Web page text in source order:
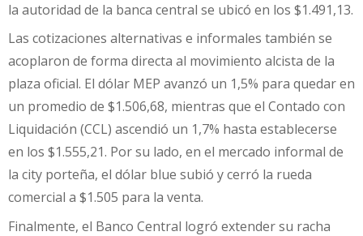
la autoridad de la banca central se ubicó en los $1.491,13.
Las cotizaciones alternativas e informales también se
acoplaron de forma directa al movimiento alcista de la
plaza oficial. El dólar MEP avanzó un 1,5% para quedar en
un promedio de $1.506,68, mientras que el Contado con
Liquidación (CCL) ascendió un 1,7% hasta establecerse
en los $1.555,21. Por su lado, en el mercado informal de
la city porteña, el dólar blue subió y cerró la rueda
comercial a $1.505 para la venta.
Finalmente, el Banco Central logró extender su racha